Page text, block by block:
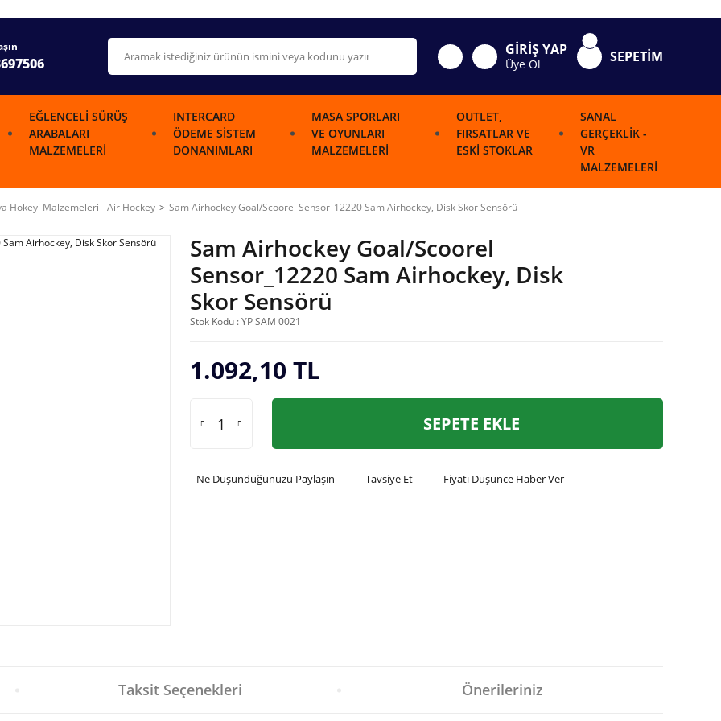
GİRİŞ YAP
Üye Ol SEPETİM
EĞLENCELI SÜRÜŞ
ARABALARI
MALZEMELERI
INTERCARD
ÖDEME SISTEM
DONANIMLARI
MASA SPORLARI
VE OYUNLARI
MALZEMELERI
OUTLET,
FIRSATLAR VE
ESKI STOKLAR
SANAL
GERÇEKLIK -
VR
MALZEMELERI
Hokeyi Malzemeleri - Air Hockey Sam Airhockey Goal/Scoorel Sensor_12220 Sam Airhockey, Disk Skor Sensörü
Sam Airhockey Goal/Scoorel
Sensor_12220 Sam Airhockey, Disk
Skor Sensörü
Stok Kodu : YP SAM 0021
1.092,10 TL
SEPETE EKLE
Ne Düşündüğünüzü Paylaşın Tavsiye Et Fiyatı Düşünce Haber Ver
Taksit Seçenekleri Önerileriniz